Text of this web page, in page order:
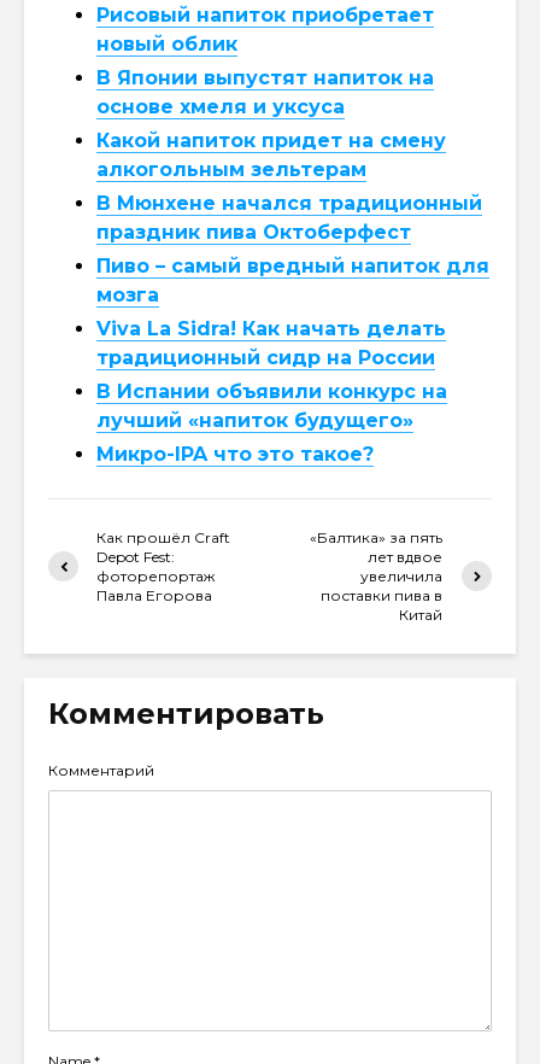
Рисовый напиток приобретает
новый облик
В Японии выпустят напиток на
основе хмеля и уксуса
Какой напиток придет на смену
алкогольным зельтерам
В Мюнхене начался традиционный
праздник пива Октоберфест
Пиво – самый вредный напиток для
мозга
Viva La Sidra! Как начать делать
традиционный сидр на России
В Испании объявили конкурс на
лучший «напиток будущего»
Микро-IPA что это такое?
Как прошёл Craft
Depot Fest:
фоторепортаж
Павла Егорова
«Балтика» за пять
лет вдвое
увеличила
поставки пива в
Китай
Комментировать
Комментарий